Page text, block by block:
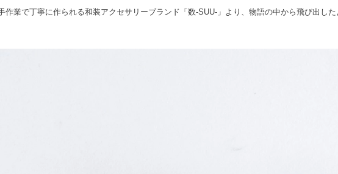
作業で丁寧に作られる和装アクセサリーブランド「数-SUU-」より、物語の中から飛び出し